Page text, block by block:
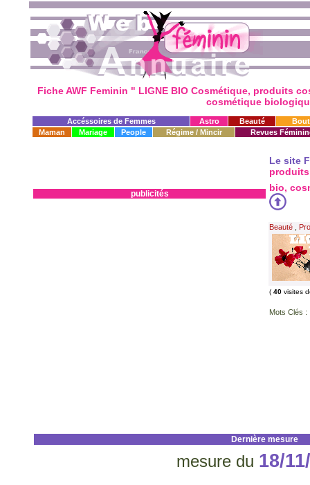
Fiche AWF Feminin " LIGNE BIO Cosmétique, produits
cosmétique
Accéssoires de Femmes Astro Beauté
Maman
Mariage People Régime / Mincir Revues
publicités
Le site
bio,
Beauté
( 40 visites
Mots Clés :
Dernière mesure
mesure du 18/